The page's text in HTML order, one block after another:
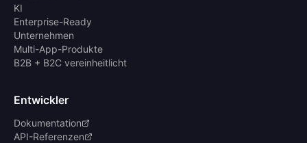
KI
Enterprise-Ready
Unternehmen
Multi-App-Produkte
B2B + B2C vereinheitlicht
Entwickler
Dokumentation
API-Referenzen